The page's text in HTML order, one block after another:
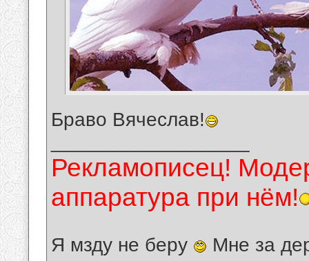
Браво Вячеслав!
Рекламописец!
аппаратура при нём!
Я мзду не беру Мне за